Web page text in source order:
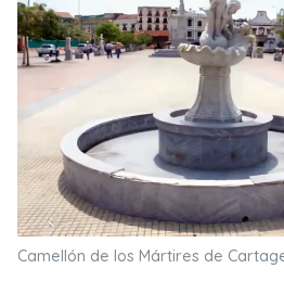
Camellón de los Mártires de